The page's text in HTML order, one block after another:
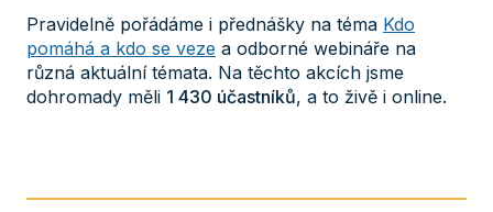
Pravidelně pořádáme i přednášky na téma Kdo
pomáhá a kdo se veze a odborné webináře na
různá aktuální témata. Na těchto akcích jsme
dohromady měli 1 430 účastníků, a to živě i online.